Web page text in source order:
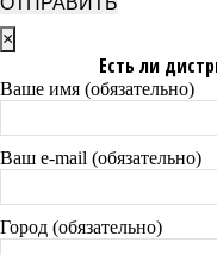
×
Есть ли
Ваше имя (обязательно)
Ваш e-mail (обязательно)
Город (обязательно)